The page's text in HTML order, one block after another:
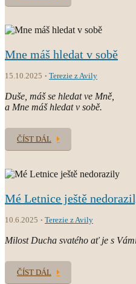
Mne máš hledat v sobě
15.10.2025 Terezie z Avily
Duše, máš se hledat ve Mně,
a Mne máš hledat v sobě.
ČÍST DÁL
Mé Letnice ještě
10.6.2025 Terezie z Avily
Milost Ducha svatého ať je s
ČÍST DÁL